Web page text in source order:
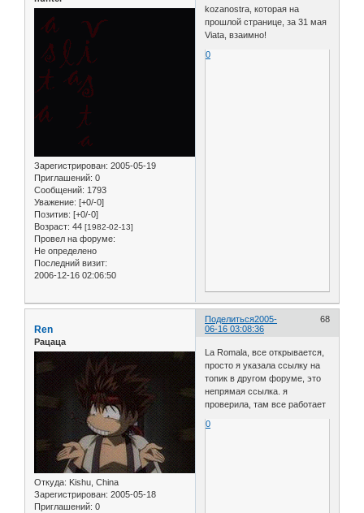
Зарегистрирован: 2005-05-19
Приглашений: 0
Сообщений: 1793
Уважение: [+0/-0]
Позитив: [+0/-0]
Возраст: 44 [1982-02-13]
Провел на форуме:
Не определено
Последний визит:
2006-12-16 02:06:50
kozanostra, которая на
прошлой странице, за 31 мая
Viata, взаимно!
0
Поделиться 68
2005-
06-16 03:08:36
Ren
Рацаца
Откуда: Kishu, China
Зарегистрирован: 2005-05-18
Приглашений: 0
La Romala, все открывается,
просто я указала ссылку на
топик в другом форуме, это
непрямая ссылка. я
проверила, там все работает
0